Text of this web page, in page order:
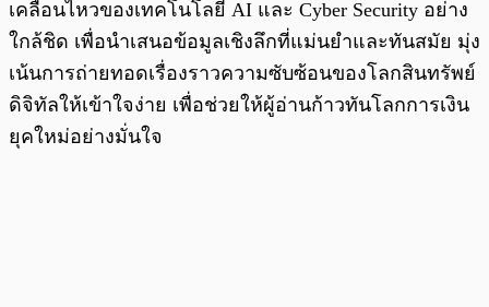
เคลื่อนไหวของเทคโนโลยี AI และ Cyber Security อย่าง
ใกล้ชิด เพื่อนำเสนอข้อมูลเชิงลึกที่แม่นยำและทันสมัย มุ่ง
เน้นการถ่ายทอดเรื่องราวความซับซ้อนของโลกสินทรัพย์
ดิจิทัลให้เข้าใจง่าย เพื่อช่วยให้ผู้อ่านก้าวทันโลกการเงิน
ยุคใหม่อย่างมั่นใจ